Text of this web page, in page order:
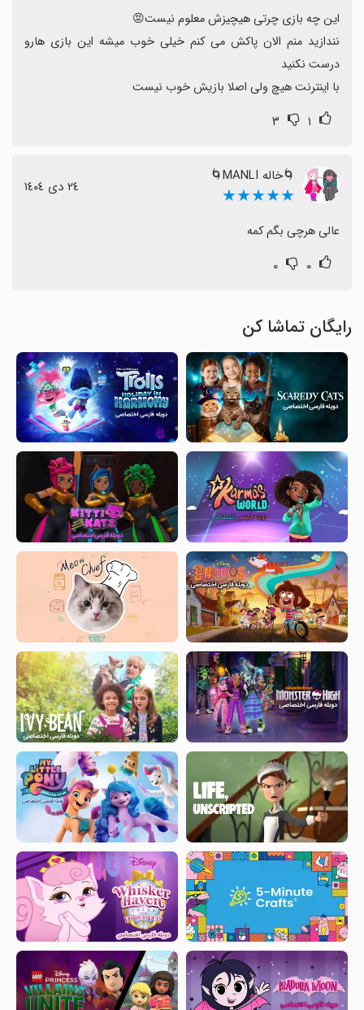
با اینترنت هیچ ولی اصلا بازیش خوب نیست
۱ ۳
🌀خاله MANLI🌀
★★★★★ ٢٤ دی ١٤٠٤
عالی هرچی بگم کمه
۰ ۰
رایگان تماشا کن